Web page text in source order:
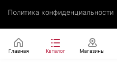
Политика конфиденциальности
Главная Каталог Магазины